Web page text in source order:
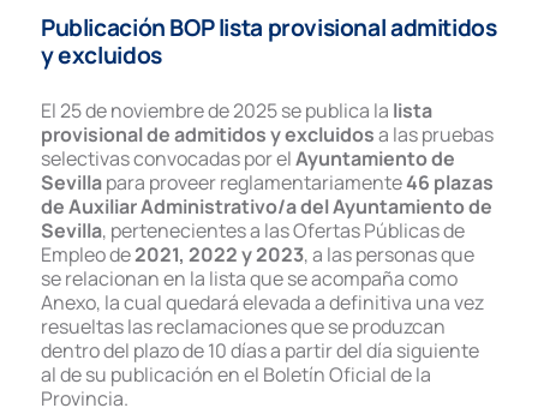
Publicación BOP lista provisional admitidos
y excluidos
El 25 de noviembre de 2025 se publica la lista
provisional de admitidos y excluidosa las pruebas
selectivas convocadas por elAyuntamiento de
Sevillapara proveer reglamentariamente46 plazas
de Auxiliar Administrativo/a del Ayuntamiento de
Sevilla, pertenecientes a las Ofertas Públicas de
Empleo de2021, 2022 y 2023, a las personas que
se relacionan en la lista que se acompaña como
Anexo, la cual quedará elevada a definitiva una vez
resueltas las reclamaciones que se produzcan
dentro del plazo de 10 días a partir del día siguiente
al de su publicación en el Boletín Oficial de la
Provincia.